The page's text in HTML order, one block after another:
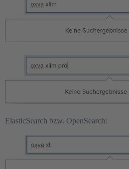
ElasticSearch bzw. OpenSearch: